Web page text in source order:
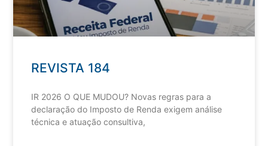
REVISTA 184
IR 2026 O QUE MUDOU? Novas regras para a
declaração do Imposto de Renda exigem análise
técnica e atuação consultiva,